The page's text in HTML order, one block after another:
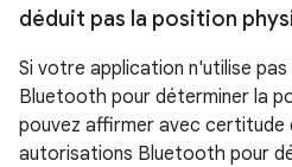
déduit pas la position
Si votre application n'utilise
Bluetooth pour déterminer la
pouvez affirmer avec certitude
autorisations Bluetooth pour